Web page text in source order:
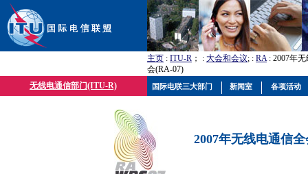
主页 : ITU-R ； : 大会和会议; : RA: 2007年
会(RA-07)
无线电通信部门(ITU-R)
2007年无线电通信
国际电联三大部门 新闻室 各项活动